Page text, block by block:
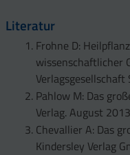
Literatur
Frohne D:
wissenschaftlicher
Pahlow M: Das
Verlag. August 2013
Chevallier A: Das
Kindersley Verlag